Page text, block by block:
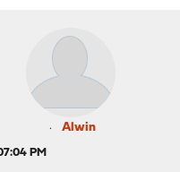
Alwin
PM